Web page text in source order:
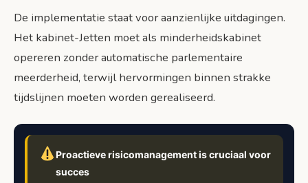
De implementatie staat voor aanzienlijke uitdagingen.
Het kabinet-Jetten moet als minderheidskabinet
opereren zonder automatische parlementaire
meerderheid, terwijl hervormingen binnen strakke
tijdslijnen moeten worden gerealiseerd.
Proactieve risicomanagement is cruciaal voor
succes